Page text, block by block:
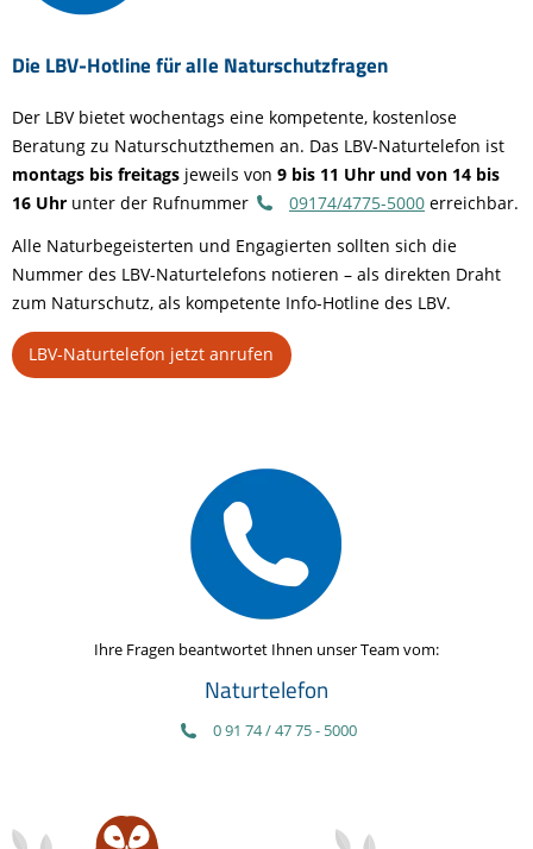
Die LBV-Hotline für alle Naturschutzfragen
Der LBV bietet wochentags eine kompetente, kostenlose
Beratung zu Naturschutzthemen an. Das LBV-Naturtelefon ist
montags bis freitags jeweils von 9 bis 11 Uhr und von 14 bis
16 Uhr unter der Rufnummer 09174/4775-5000 erreichbar.
Alle Naturbegeisterten und Engagierten sollten sich die
Nummer des LBV-Naturtelefons notieren – als direkten Draht
zum Naturschutz, als kompetente Info-Hotline des LBV.
LBV-Naturtelefon jetzt anrufen
Ihre Fragen beantwortet Ihnen unser Team vom:
Naturtelefon
0 91 74 / 47 75 - 5000